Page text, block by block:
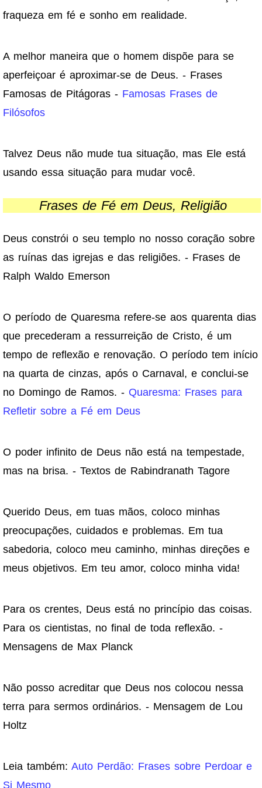
fraqueza em fé e sonho em realidade.
A melhor maneira que o homem dispõe para se
aperfeiçoar é aproximar-se de Deus. - Frases
Famosas de Pitágoras - Famosas Frases de
Filósofos
Talvez Deus não mude tua situação, mas Ele está
usando essa situação para mudar você.
Frases de Fé em Deus, Religião
Deus constrói o seu templo no nosso coração sobre
as ruínas das igrejas e das religiões. - Frases de
Ralph Waldo Emerson
O período de Quaresma refere-se aos quarenta dias
que precederam a ressurreição de Cristo, é um
tempo de reflexão e renovação. O período tem início
na quarta de cinzas, após o Carnaval, e conclui-se
no Domingo de Ramos. - Quaresma: Frases para
Refletir sobre a Fé em Deus
O poder infinito de Deus não está na tempestade,
mas na brisa. - Textos de Rabindranath Tagore
Querido Deus, em tuas mãos, coloco minhas
preocupações, cuidados e problemas. Em tua
sabedoria, coloco meu caminho, minhas direções e
meus objetivos. Em teu amor, coloco minha vida!
Para os crentes, Deus está no princípio das coisas.
Para os cientistas, no final de toda reflexão. -
Mensagens de Max Planck
Não posso acreditar que Deus nos colocou nessa
terra para sermos ordinários. - Mensagem de Lou
Holtz
Leia também: Auto Perdão: Frases sobre Perdoar e
Si Mesmo